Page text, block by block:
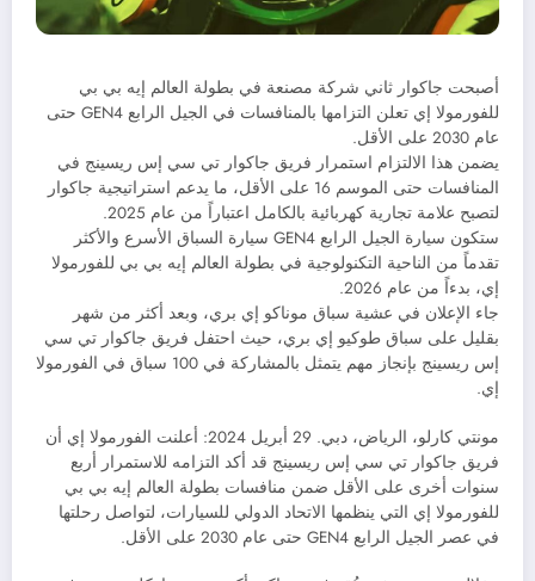
أصبحت جاكوار ثاني شركة مصنعة في بطولة العالم إيه بي بي
للفورمولا إي تعلن التزامها بالمنافسات في الجيل الرابع GEN4 حتى
عام 2030 على الأقل.
يضمن هذا الالتزام استمرار فريق جاكوار تي سي إس ريسينج في
المنافسات حتى الموسم 16 على الأقل، ما يدعم استراتيجية جاكوار
لتصبح علامة تجارية كهربائية بالكامل اعتباراً من عام 2025.
ستكون سيارة الجيل الرابع GEN4 سيارة السباق الأسرع والأكثر
تقدماً من الناحية التكنولوجية في بطولة العالم إيه بي بي للفورمولا
إي، بدءاً من عام 2026.
جاء الإعلان في عشية سباق موناكو إي بري، وبعد أكثر من شهر
بقليل على سباق طوكيو إي بري، حيث احتفل فريق جاكوار تي سي
إس ريسينج بإنجاز مهم يتمثل بالمشاركة في 100 سباق في الفورمولا
إي.
مونتي كارلو، الرياض، دبي. 29 أبريل 2024: أعلنت الفورمولا إي أن
فريق جاكوار تي سي إس ريسينج قد أكد التزامه للاستمرار أربع
سنوات أخرى على الأقل ضمن منافسات بطولة العالم إيه بي بي
للفورمولا إي التي ينظمها الاتحاد الدولي للسيارات، لتواصل رحلتها
في عصر الجيل الرابع GEN4 حتى عام 2030 على الأقل.